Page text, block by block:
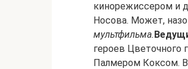
кинорежиссером и
Носова. Может,
мультфильма.
героев Цветочного
Палмером Коксом. В